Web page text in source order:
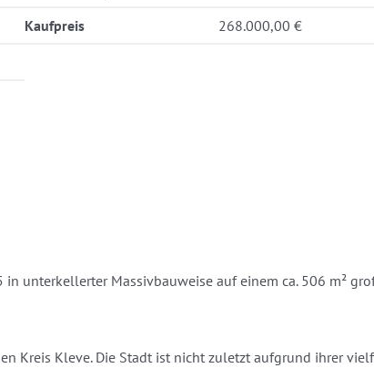
Kaufpreis
268.000,00 €
unterkellerter Massivbauweise auf einem ca. 506 m²
Kreis Kleve. Die Stadt ist nicht zuletzt aufgrund ihrer